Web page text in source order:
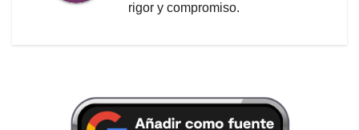
rigor y compromiso.